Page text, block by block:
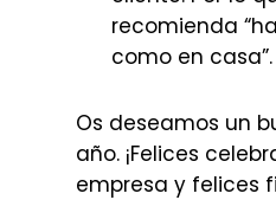
recomienda
como en casa”.
Os deseamos un
año. ¡Felices
empresa y felices